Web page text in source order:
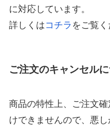
に対応しています。
詳しくはコチラ をご覧く
ご注文のキャンセル
商品の特性上、ご注文
けできませんので、悪し